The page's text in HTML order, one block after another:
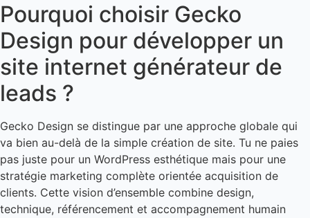
Pourquoi choisir Gecko
Design pour développer un
site internet générateur de
leads ?
Gecko Design se distingue par une approche globale qui
va bien au-delà de la simple création de site. Tu ne paies
pas juste pour un WordPress esthétique mais pour une
stratégie marketing complète orientée acquisition de
clients. Cette vision d’ensemble combine design,
technique, référencement et accompagnement humain